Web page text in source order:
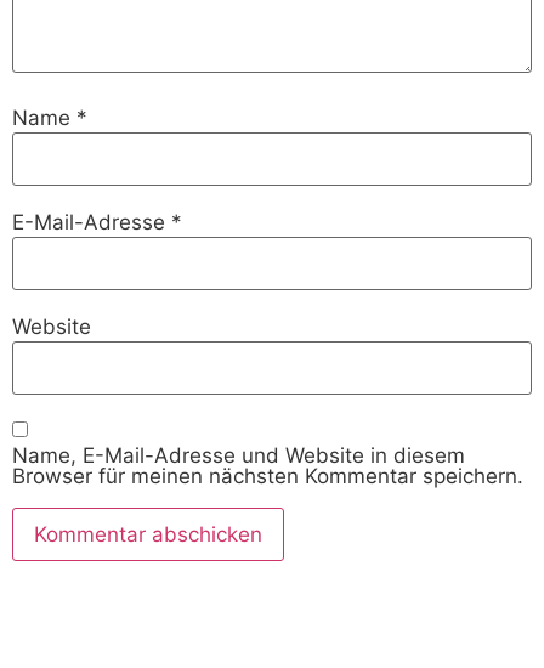
Name *
E-Mail-Adresse *
Website
Name, E-Mail-Adresse und Website in diesem
Browser für meinen nächsten Kommentar speichern.